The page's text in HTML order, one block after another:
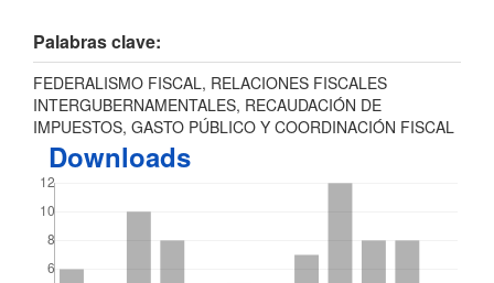
Palabras clave:
FEDERALISMO FISCAL, RELACIONES FISCALES
INTERGUBERNAMENTALES, RECAUDACIÓN DE
IMPUESTOS, GASTO PÚBLICO Y COORDINACIÓN FISCAL
Downloads